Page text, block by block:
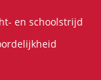
en schoolstrijd